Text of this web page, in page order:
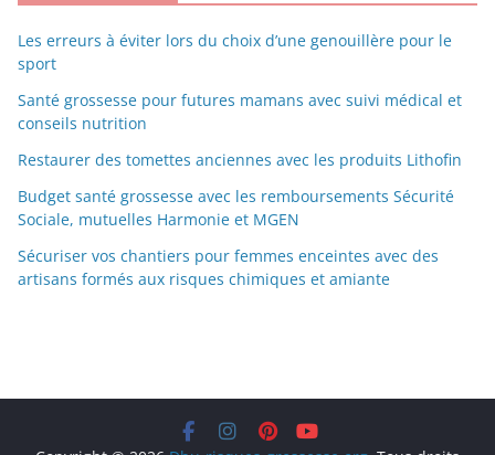
Les erreurs à éviter lors du choix d’une genouillère pour le
sport
Santé grossesse pour futures mamans avec suivi médical et
conseils nutrition
Restaurer des tomettes anciennes avec les produits Lithofin
Budget santé grossesse avec les remboursements Sécurité
Sociale, mutuelles Harmonie et MGEN
Sécuriser vos chantiers pour femmes enceintes avec des
artisans formés aux risques chimiques et amiante